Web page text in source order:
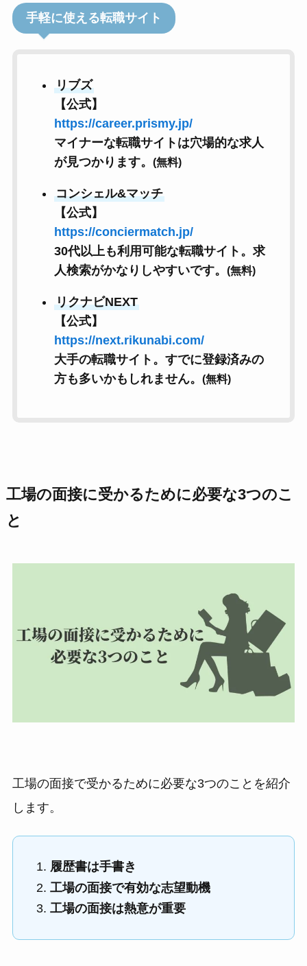
手軽に使える転職サイト
リブズ
【公式】
https://career.prismy.jp/
マイナーな転職サイトは穴場的な求人
が見つかります。 (無料)
コンシェル&マッチ
【公式】
https://conciermatch.jp/
30代以上も利用可能な転職サイト。求
人検索がかなりしやすいです。 (無料)
リクナビNEXT
【公式】
https://next.rikunabi.com/
大手の転職サイト。すでに登録済みの
方も多いかもしれません。 (無料)
工場の面接に受かるために必要な3つのこ
と
工場の面接で受かるために必要な3つのことを紹介
します。
履歴書は手書き
工場の面接で有効な志望動機
工場の面接は熱意が重要